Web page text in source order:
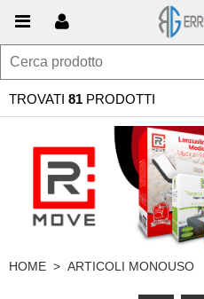
TROVATI 81 PRODOTTI
HOME > ARTICOLI MONOUSO